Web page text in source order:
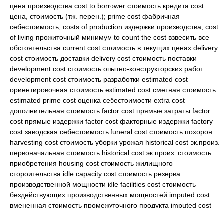
цена производства cost to borrower стоимость кредита cost
цена, стоимость (тж. перен.); prime cost фабричная
себестоимость; costs of production издержки производства; cost
of living прожиточный минимум to count the cost взвесить все
обстоятельства current cost стоимость в текущих ценах delivery
cost стоимость доставки delivery cost стоимость поставки
development cost стоимость опытно-конструкторских работ
development cost стоимость разработки estimated cost
ориентировочная стоимость estimated cost сметная стоимость
estimated prime cost оценка себестоимости extra cost
дополнительная стоимость factor cost прямые затраты factor
cost прямые издержки factor cost факторные издержки factory
cost заводская себестоимость funeral cost стоимость похорон
harvesting cost стоимость уборки урожая historical cost эк.произ.
первоначальная стоимость historical cost эк.произ. стоимость
приобретения housing cost стоимость жилищного
стороительства idle capacity cost стоимость резерва
производственной мощности idle facilities cost стоимость
бездействующих производственных мощностей imputed cost
вмененная стоимость промежуточного продукта imputed cost